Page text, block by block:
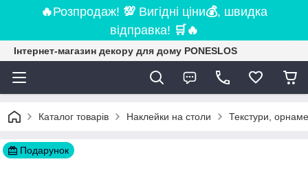
🔥Розпродаж! 💯 Вигідні ціни💰, швидка
відправка! 🛒 🔥
Інтернет-магазин декору для дому PONESLOS
Каталог товарів Наклейки на столи Текстури,
Подарунок